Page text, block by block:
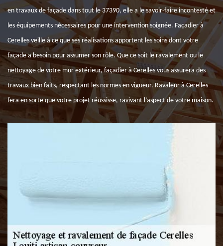
en travaux de façade dans tout le 37390, elle a le savoir-faire incontesté et
les équipements nécessaires pour une intervention soignée. Façadier à
Cerelles veille à ce que ses réalisations apportent les soins dont votre
façade a besoin pour assumer son rôle. Que ce soit le ravalement ou le
nettoyage de votre mur extérieur, façadier à Cerelles vous assurera des
travaux bien faits, respectant les normes en vigueur. Ravaleur à Cerelles
fera en sorte que votre projet réussisse, ravivant l’aspect de votre maison.